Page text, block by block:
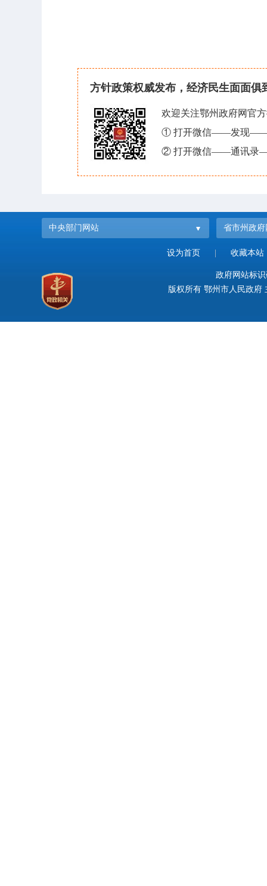
方针政策权威发布，经济民生面面俱
欢迎关注鄂州政府网官
① 打开微信——发现——
② 打开微信——通讯录
中央部门网站 省市州政府
设为首页 收藏本站
政府网站标
版权所有 鄂州市人民政府